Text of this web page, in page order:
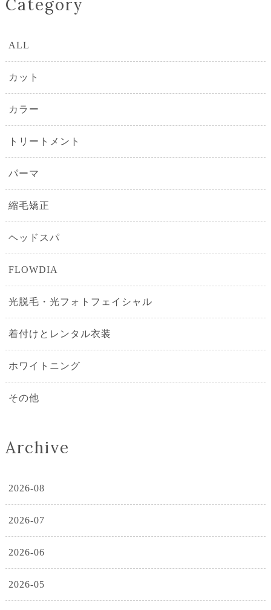
Category
ALL
カット
カラー
トリートメント
パーマ
縮毛矯正
ヘッドスパ
FLOWDIA
光脱毛・光フォトフェイシャル
着付けとレンタル衣装
ホワイトニング
その他
Archive
2026-08
2026-07
2026-06
2026-05